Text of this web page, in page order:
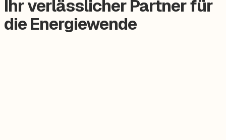
Ihr verlässlicher Partner für
die Energiewende